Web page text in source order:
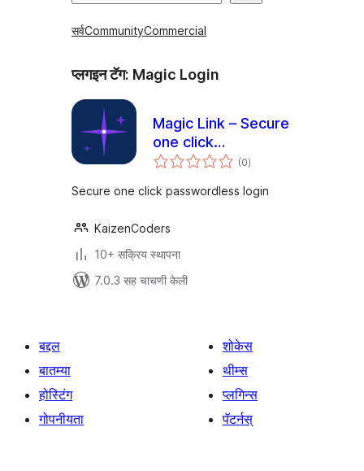
सर्वCommunityCommercial
प्लगइन टॅग: Magic Login
Magic Link – Secure
one click
passwordless login
(0एकूण
मूल्यांकन
)
Secure one click passwordless login
KaizenCoders
10+ सक्रिय स्थापना
7.0.3 सह चाचणी केली
बद्दल
बातम्या
होस्टिंग
गोपनीयता
शोकेस
थीम्स
प्लगिन्स
पॅटर्नस्